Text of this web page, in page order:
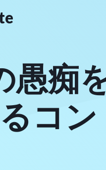
愚痴
コ